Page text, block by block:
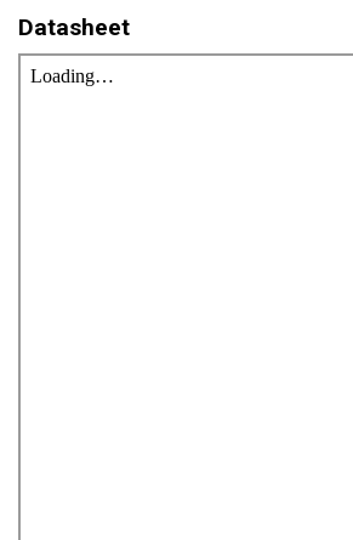
Datasheet